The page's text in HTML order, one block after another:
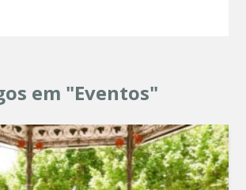
em "Eventos"